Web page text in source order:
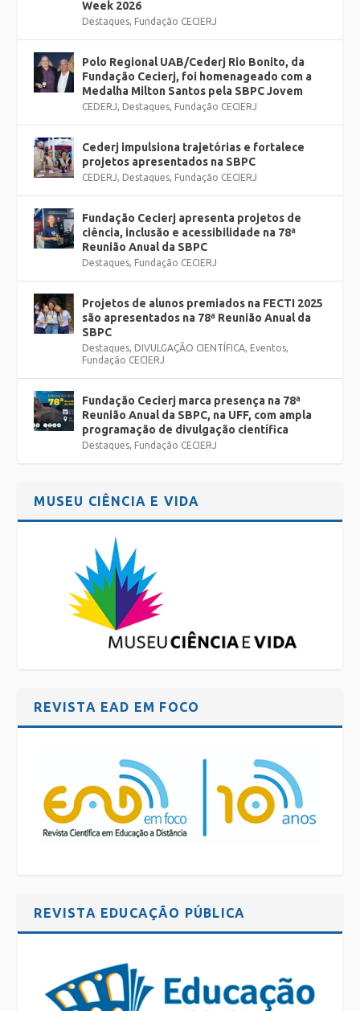
Week 2026
Destaques, Fundação CECIERJ
Polo Regional UAB/Cederj Rio Bonito, da
Fundação Cecierj, foi homenageado com a
Medalha Milton Santos pela SBPC Jovem
CEDERJ, Destaques, Fundação CECIERJ
Cederj impulsiona trajetórias e fortalece
projetos apresentados na SBPC
CEDERJ, Destaques, Fundação CECIERJ
Fundação Cecierj apresenta projetos de
ciência, inclusão e acessibilidade na 78ª
Reunião Anual da SBPC
Destaques, Fundação CECIERJ
Projetos de alunos premiados na FECTI 2025
são apresentados na 78ª Reunião Anual da
SBPC
Destaques, DIVULGAÇÃO CIENTÍFICA, Eventos,
Fundação CECIERJ
Fundação Cecierj marca presença na 78ª
Reunião Anual da SBPC, na UFF, com ampla
programação de divulgação científica
Destaques, Fundação CECIERJ
MUSEU CIÊNCIA E VIDA
REVISTA EAD EM FOCO
REVISTA EDUCAÇÃO PÚBLICA